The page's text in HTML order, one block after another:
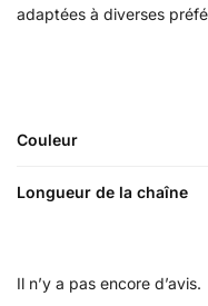
adaptées à diverses
Couleur
Longueur de la chaîne
Il n’y a pas encore d’avis.